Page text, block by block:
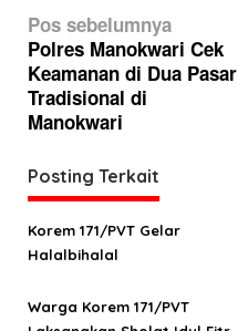
N
a
v
i
a
s
i
o
Pos sebelumnya
Polres Manokwari Cek
Keamanan di Dua Pasar
Tradisional di
Manokwari
Posting Terkait
Korem 171/PVT Gelar
Halalbihalal
Warga Korem 171/PVT